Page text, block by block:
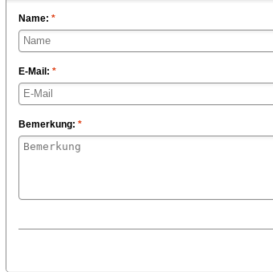
Name: *
E-Mail: *
Bemerkung: *